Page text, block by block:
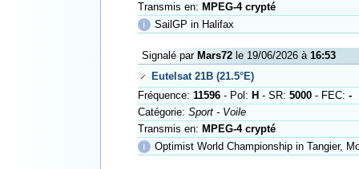
Transmis en: MPEG-4 crypté
ℹ
SailGP in Halifax
Signalé par Mars72le 19/06/2026 à 16:53
Eutelsat 21B (21.5°E)
Fréquence: 11596- Pol: H - SR: 5000- FEC: -
Catégorie: Sport - Voile
Transmis en: MPEG-4 crypté
ℹ
Optimist World Championship in Tangier,